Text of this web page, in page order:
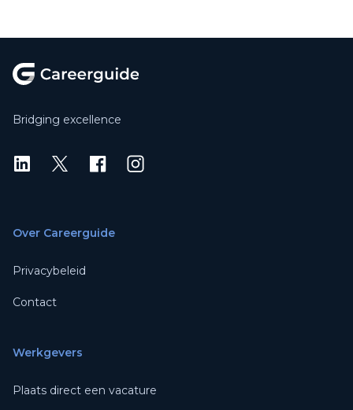
Bridging excellence
LinkedIn
X Instagram
Over Careerguide
Privacybeleid
Contact
Werkgevers
Plaats direct een vacature